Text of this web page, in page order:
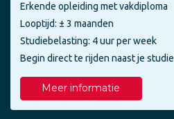
Erkende opleiding met vakdiploma
Looptijd: ± 3 maanden
Studiebelasting: 4 uur per week
Begin direct te rijden naast je studie
Meer informatie